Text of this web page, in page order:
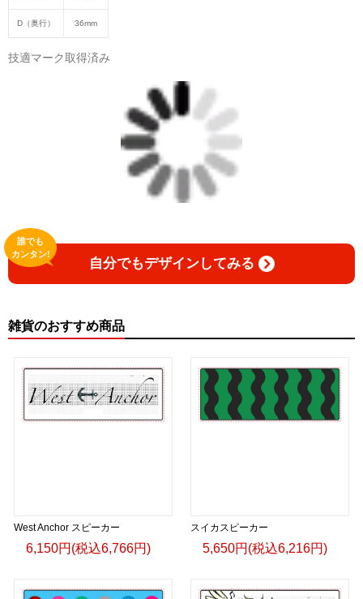
D（奥行） 36mm
技適マーク取得済み
自分でもデザインしてみる
誰でも
カンタン!
雑貨のおすすめ商品
West Anchor スピーカー
6,150円(税込6,766円)
スイカスピーカー
5,650円(税込6,216円)